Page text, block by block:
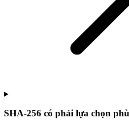
SHA-256 có phải lựa chọn